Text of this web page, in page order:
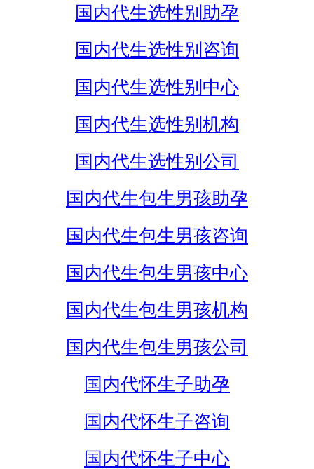
国内代生选性别助孕
国内代生选性别咨询
国内代生选性别中心
国内代生选性别机构
国内代生选性别公司
国内代生包生男孩助孕
国内代生包生男孩咨询
国内代生包生男孩中心
国内代生包生男孩机构
国内代生包生男孩公司
国内代怀生子助孕
国内代怀生子咨询
国内代怀生子中心